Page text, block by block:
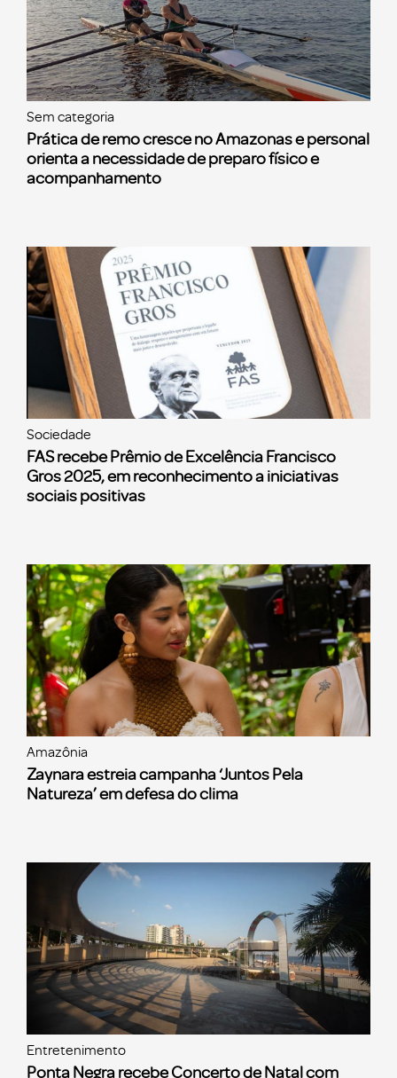
Sem categoria
Prática de remo cresce no Amazonas e personal
orienta a necessidade de preparo físico e
acompanhamento
Sociedade
FAS recebe Prêmio de Excelência Francisco
Gros 2025, em reconhecimento a iniciativas
sociais positivas
Amazônia
Zaynara estreia campanha ‘Juntos Pela
Natureza’ em defesa do clima
Entretenimento
Ponta Negra recebe Concerto de Natal com